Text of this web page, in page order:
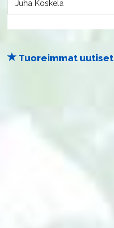
Juha Koskela
Tuoreimmat uutiset